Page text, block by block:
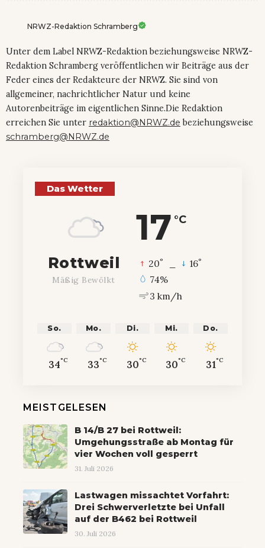
NRWZ-Redaktion Schramberg
Unter dem Label NRWZ-Redaktion beziehungsweise NRWZ-
Redaktion Schramberg veröffentlichen wir Beiträge aus der
Feder eines der Redakteure der NRWZ. Sie sind von
allgemeiner, nachrichtlicher Natur und keine
Autorenbeiträge im eigentlichen Sinne.Die Redaktion
erreichen Sie unter redaktion@NRWZ.de beziehungsweise
schramberg@NRWZ.de
Das Wetter
17 °C
Rottweil
Mäßig Bewölkt
20° 16°
74%
3 km/h
So.
34°C
Mo.
33°C
Di.
30°C
Mi.
30°C
Do.
31°C
MEISTGELESEN
B 14/B 27 bei Rottweil:
Umgehungsstraße ab Montag für
vier Wochen voll gesperrt
31. Juli 2026
Lastwagen missachtet Vorfahrt:
Drei Schwerverletzte bei Unfall
auf der B462 bei Rottweil
30. Juli 2026